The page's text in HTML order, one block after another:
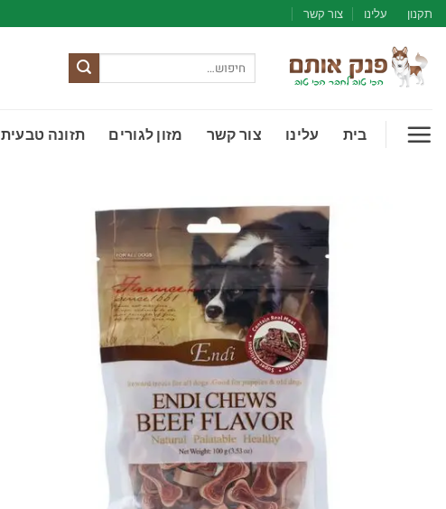
Skip
to
content
תקנון עלינו צור קשר
עבור:
בית עלינו צור קשר מזון לגורים תזונה טבעית